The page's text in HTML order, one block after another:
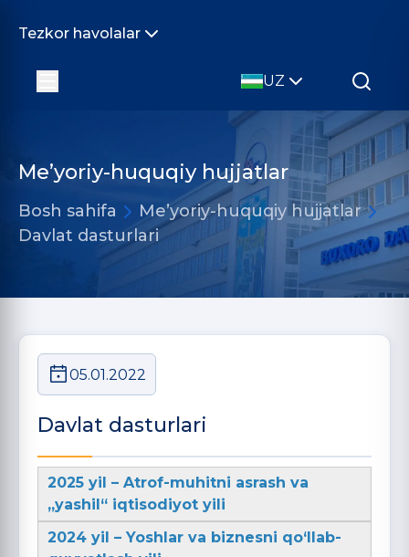
Tezkor havolalar
UZ
Me’yoriy-huquqiy hujjatlar
Bosh sahifa
Me’yoriy-huquqiy hujjatlar
Davlat dasturlari
05.01.2022
Davlat dasturlari
2025 yil – Atrof-muhitni asrash va
„yashil“ iqtisodiyot yili
2024 yil – Yoshlar va biznesni qo‘llab-